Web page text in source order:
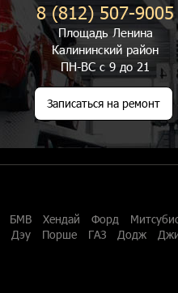
8 (812) 507-9005
Площадь Ленина
Калининский район
ПН-ВС с 9 до 21
Записаться на ремонт
БМВ Хендай Форд
Дэу Порше ГАЗ Додж